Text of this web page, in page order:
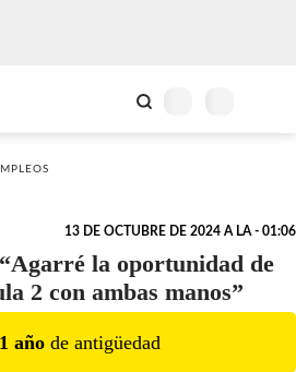
13 DE OCTUBRE DE 2024 A LA - 01:06
la oportunidad de
2 con ambas manos”
1 año de antigüedad